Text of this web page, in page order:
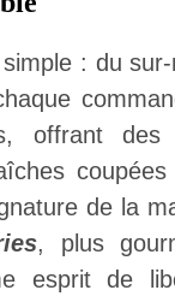
: du
offrant des
de la
, plus
esprit de